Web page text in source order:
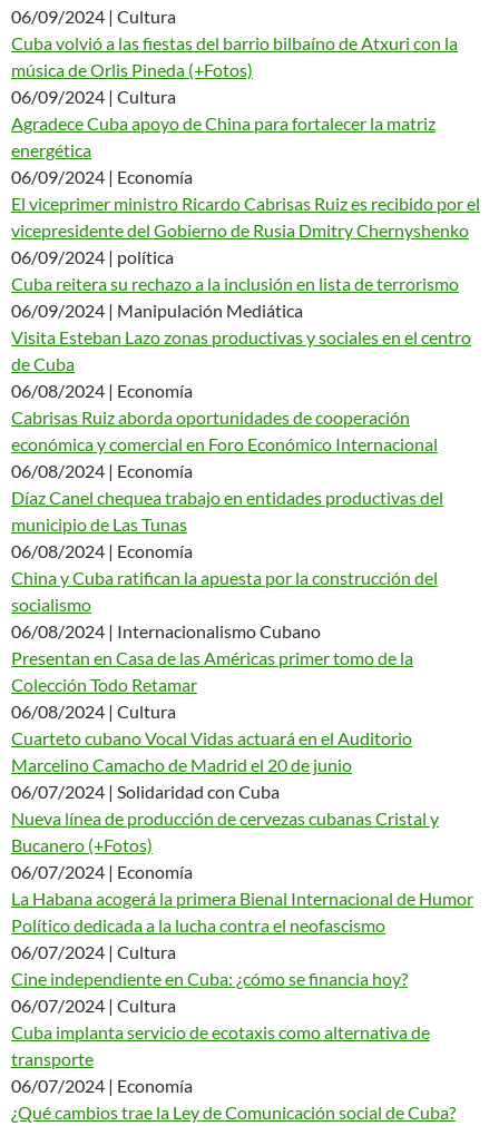
06/09/2024 | Cultura
Cuba volvió a las fiestas del barrio bilbaíno de Atxuri con la
música de Orlis Pineda (+Fotos)
06/09/2024 | Cultura
Agradece Cuba apoyo de China para fortalecer la matriz
energética
06/09/2024 | Economía
El viceprimer ministro Ricardo Cabrisas Ruiz es recibido por el
vicepresidente del Gobierno de Rusia Dmitry Chernyshenko
06/09/2024 | política
Cuba reitera su rechazo a la inclusión en lista de terrorismo
06/09/2024 | Manipulación Mediática
Visita Esteban Lazo zonas productivas y sociales en el centro
de Cuba
06/08/2024 | Economía
Cabrisas Ruiz aborda oportunidades de cooperación
económica y comercial en Foro Económico Internacional
06/08/2024 | Economía
Díaz Canel chequea trabajo en entidades productivas del
municipio de Las Tunas
06/08/2024 | Economía
China y Cuba ratifican la apuesta por la construcción del
socialismo
06/08/2024 | Internacionalismo Cubano
Presentan en Casa de las Américas primer tomo de la
Colección Todo Retamar
06/08/2024 | Cultura
Cuarteto cubano Vocal Vidas actuará en el Auditorio
Marcelino Camacho de Madrid el 20 de junio
06/07/2024 | Solidaridad con Cuba
Nueva línea de producción de cervezas cubanas Cristal y
Bucanero (+Fotos)
06/07/2024 | Economía
La Habana acogerá la primera Bienal Internacional de Humor
Político dedicada a la lucha contra el neofascismo
06/07/2024 | Cultura
Cine independiente en Cuba: ¿cómo se financia hoy?
06/07/2024 | Cultura
Cuba implanta servicio de ecotaxis como alternativa de
transporte
06/07/2024 | Economía
¿Qué cambios trae la Ley de Comunicación social de Cuba?